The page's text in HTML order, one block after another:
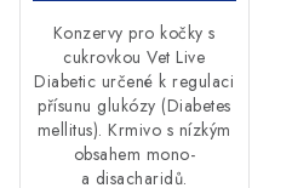
Konzervy pro kočky s
cukrovkou Vet Live
Diabetic určené k regulaci
přísunu glukózy (Diabetes
mellitus). Krmivo s nízkým
obsahem mono-
a disacharidů.